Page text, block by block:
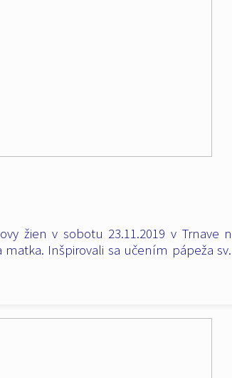
žien v sobotu 23.11.2019 v
Inšpirovali sa učením pápeža